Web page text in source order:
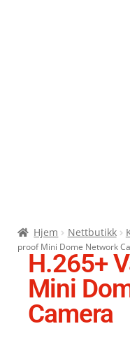
Hjem Nettbutikk
proof Mini Dome Network
H.265+
Mini
Camera